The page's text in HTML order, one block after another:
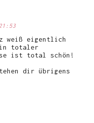
weiß eigentlich
totaler
ist total schön!
dir übrigens